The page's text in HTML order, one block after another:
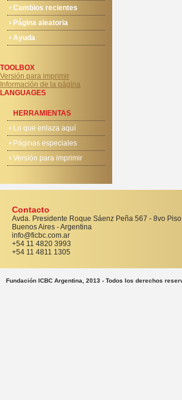
Cambios recientes
Página aleatoria
Ayuda
TOOLBOX
Versión para imprimir
Información de la página
LANGUAGES
HERRAMIENTAS
Lo que enlaza aquí
Páginas especiales
Versión para imprimir
Contacto
Avda. Presidente Roque Sáenz Peña 567 - 8vo Piso
Buenos Aires - Argentina
info@ficbc.com.ar
+54 11 4820 3993
+54 11 4811 1305
Fundación ICBC Argentina, 2013 - Todos los derechos